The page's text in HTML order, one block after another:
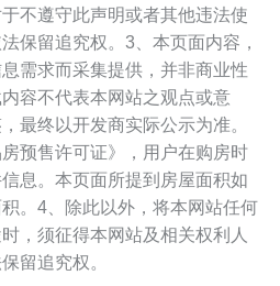
不遵守此声明或者其他违法使
保留追究权。3、本页面内容，
需求而采集提供，并非商业性
容不代表本网站之观点或意
最终以开发商实际公示为准。
预售许可证》，用户在购房时
息。本页面所提到房屋面积如
。4、除此以外，将本网站任何
，须征得本网站及相关权利人
留追究权。